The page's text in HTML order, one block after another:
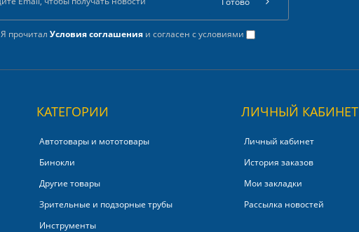
Я прочиталУсловия соглашения и согласен с условиями
КАТЕГОРИИ
Автотовары и мототовары
Бинокли
Другие товары
Зрительные и подзорные трубы
Инструменты
ЛИЧНЫЙ КАБИНЕТ
Личный кабинет
История заказов
Мои закладки
Рассылка новостей